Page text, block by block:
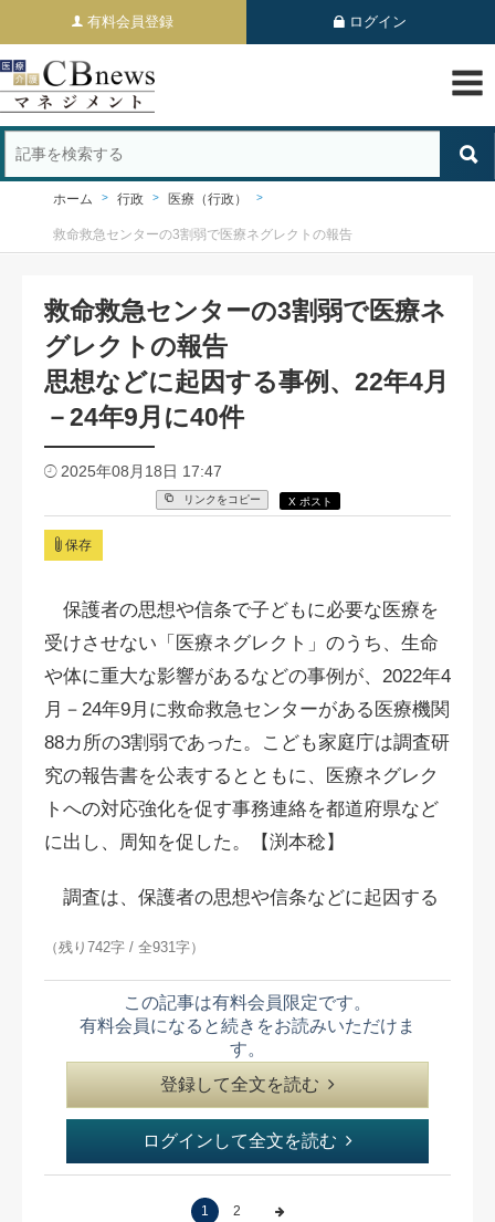
有料会員登録 ログイン
ホーム 行政 医療（行政）
救命救急センターの3割弱で医療ネグレクトの報告
救命救急センターの3割弱で医療ネ
グレクトの報告
思想などに起因する事例、22年4月
－24年9月に40件
2025年08月18日 17:47
リンクをコピー X ポスト
保存
保護者の思想や信条で子どもに必要な医療を
受けさせない「医療ネグレクト」のうち、生命
や体に重大な影響があるなどの事例が、2022年4
月－24年9月に救命救急センターがある医療機関
88カ所の3割弱であった。こども家庭庁は調査研
究の報告書を公表するとともに、医療ネグレク
トへの対応強化を促す事務連絡を都道府県など
に出し、周知を促した。【渕本稔】
調査は、保護者の思想や信条などに起因する
（残り742字 / 全931字）
この記事は有料会員限定です。
有料会員になると続きをお読みいただけま
す。
登録して全文を読む
ログインして全文を読む
1 2